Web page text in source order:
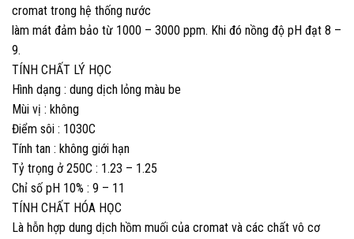
cromat trong hệ thống nước
làm mát đảm bảo từ 1000 – 3000 ppm. Khi đó nồng độ pH đạt 8 –
9.
TÍNH CHẤT LÝ HỌC
Hình dạng : dung dịch lỏng màu be
Mùi vị : không
Điểm sôi : 1030C
Tính tan : không giới hạn
Tỷ trọng ở 250C : 1.23 – 1.25
Chỉ số pH 10% : 9 – 11
TÍNH CHẤT HÓA HỌC
Là hỗn hợp dung dịch hồm muối của cromat và các chất vô cơ